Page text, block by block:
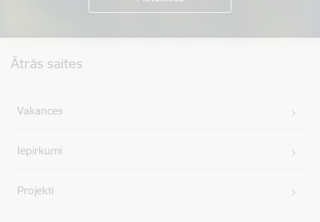
Ātrās saites
Vakances
Iepirkumi
Projekti